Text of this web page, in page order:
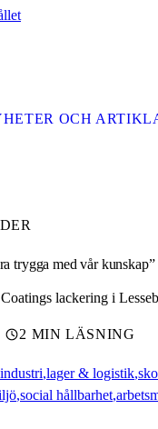
OCH
trygga med vår kunskap”
lackering i
2 MIN LÄSNING
industri lager & logistik
social hållbarhet